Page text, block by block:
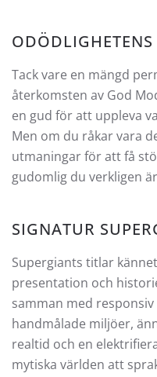
Tack vare en mängd
återkomsten av God
en gud för att uppleva
Men om du råkar vara
utmaningar för att få
gudomlig du verkligen
SIGNATUR
Supergiants titlar
presentation och
samman med
handmålade miljöer,
realtid och en
mytiska världen att